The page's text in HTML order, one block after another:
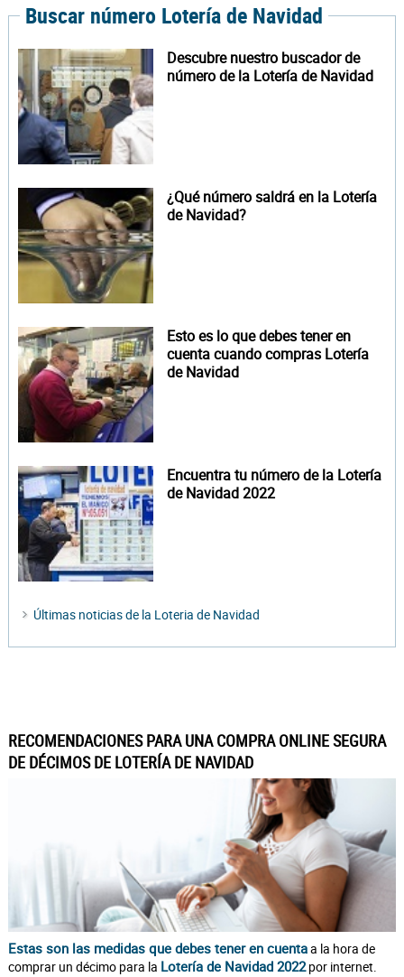
Buscar número Lotería de Navidad
Descubre nuestro buscador de
número de la Lotería de Navidad
¿Qué número saldrá en la Lotería
de Navidad?
Esto es lo que debes tener en
cuenta cuando compras Lotería
de Navidad
Encuentra tu número de la Lotería
de Navidad 2022
Últimas noticias de la Loteria de Navidad
RECOMENDACIONES PARA UNA COMPRA ONLINE SEGURA
DE DÉCIMOS DE LOTERÍA DE NAVIDAD
Estas son las medidas que debes tener en cuentaa la hora de
comprar un décimo para la Lotería de Navidad 2022por internet.